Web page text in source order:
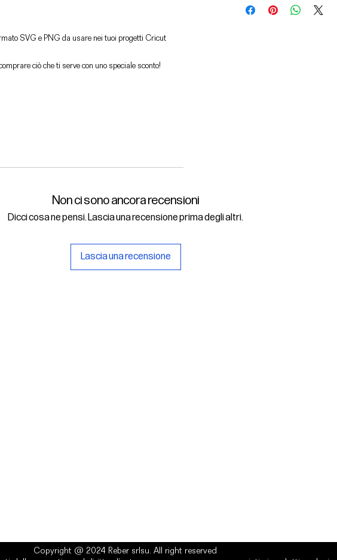
SVG e PNG da usare nei tuoi progetti Cricut
ciò che ti serve con uno speciale sconto!
Non ci sono ancora recensioni
Dicci cosa ne pensi. Lascia una recensione prima degli altri.
Lascia una recensione
Copyright @ 2024 Reber srlsu. All right reserved